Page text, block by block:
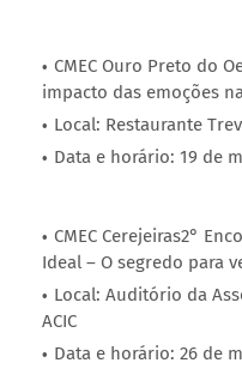
CMEC Ouro Preto do
impacto das emoções
Local: Restaurante
Data e horário: 19 de
CMEC Cerejeiras2°
Ideal – O segredo para
Local: Auditório da
ACIC
Data e horário: 26 de